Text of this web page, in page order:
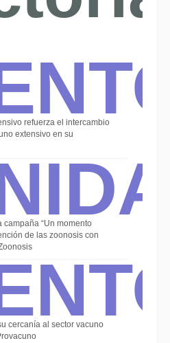
refuerza el intercambio
extensivo en su
“Un momento
de las zoonosis con
cercanía al sector vacuno